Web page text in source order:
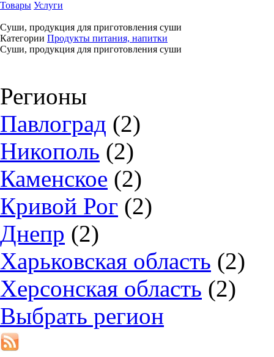
Товары Услуги
Суши, продукция для приготовления суши
Категории Продукты питания, напитки
Суши, продукция для приготовления суши
Регионы
Павлоград (2)
Никополь (2)
Каменское (2)
Кривой Рог (2)
Днепр (2)
Харьковская область (2)
Херсонская область (2)
Выбрать регион